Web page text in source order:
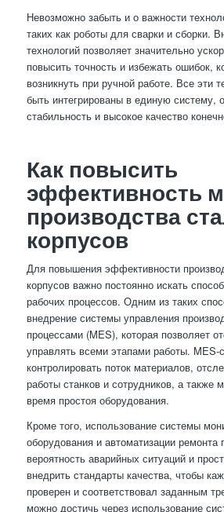
Невозможно забыть и о важности
таких как роботы для сварки и сборки.
технологий позволяет значительно
повысить точность и избежать ошибок,
возникнуть при ручной работе. Все эти
быть интегрированы в единую систему,
стабильность и высокое качество
Как повысить
эффективность
производства
корпусов
Для повышения эффективности
корпусов важно постоянно искать
рабочих процессов. Одним из таких
внедрение системы управления
процессами (MES), которая позволяет
управлять всеми этапами работы. MES-
контролировать поток материалов,
работы станков и сотрудников, а также
время простоя оборудования.
Кроме того, использование системы
оборудования и автоматизации ремонта
вероятность аварийных ситуаций и
внедрить стандарты качества, чтобы
проверен и соответствовал заданным
можно достичь через использование